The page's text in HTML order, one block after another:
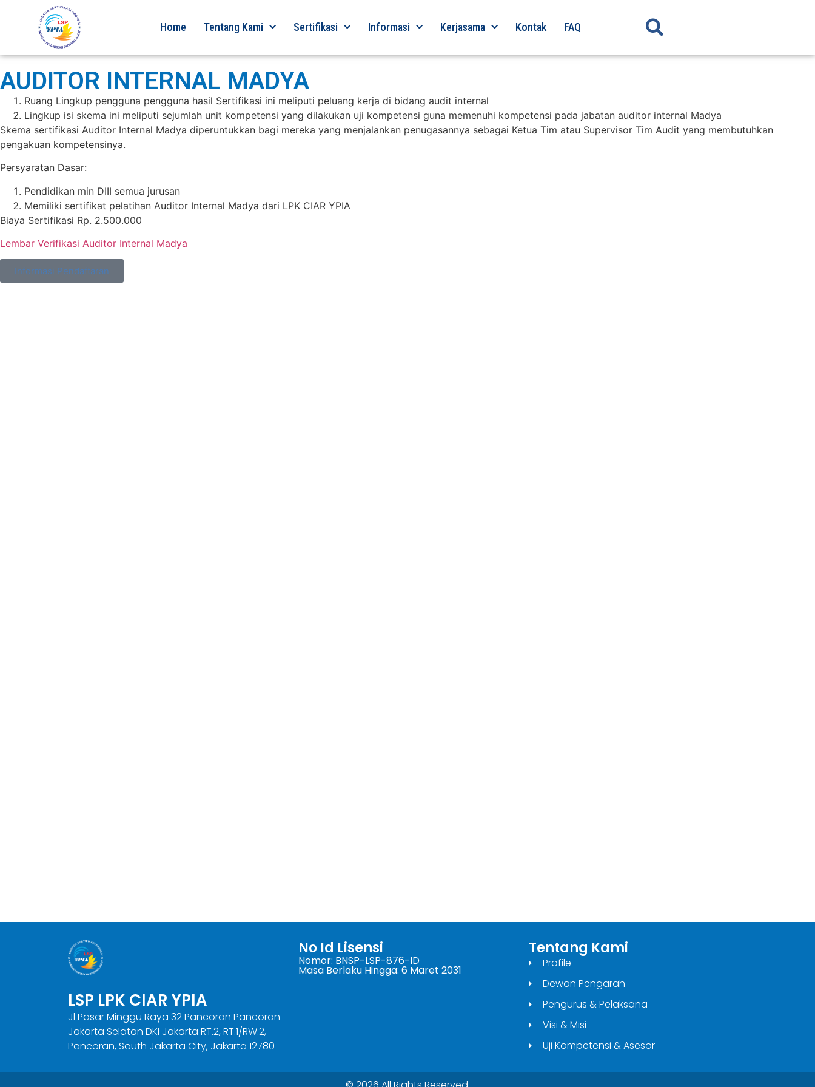
Home Tentang Kami Sertifikasi Informasi Kerjasama Kontak FAQ
AUDITOR INTERNAL MADYA
Ruang Lingkup pengguna pengguna hasil Sertifikasi ini meliputi peluang kerja di bidang audit internal
Lingkup isi skema ini meliputi sejumlah unit kompetensi yang dilakukan uji kompetensi guna memenuhi kompetensi pada jabatan auditor internal Madya
Skema sertifikasi Auditor Internal Madya diperuntukkan bagi mereka yang menjalankan penugasannya sebagai Ketua Tim atau Supervisor Tim Audit yang membutuhkan
pengakuan kompetensinya.
Persyaratan Dasar:
Pendidikan min DIII semua jurusan
Memiliki sertifikat pelatihan Auditor Internal Madya dari LPK CIAR YPIA
Biaya Sertifikasi Rp. 2.500.000
Lembar Verifikasi Auditor Internal Madya
Informasi Pendaftaran
LSP LPK CIAR YPIA
Jl Pasar Minggu Raya 32 Pancoran Pancoran
Jakarta Selatan DKI Jakarta RT.2, RT.1/RW.2,
Pancoran, South Jakarta City, Jakarta 12780
No Id Lisensi
Nomor: BNSP-LSP-876-ID
Masa Berlaku Hingga: 6 Maret 2031
Tentang Kami
Profile
Dewan Pengarah
Pengurus & Pelaksana
Visi & Misi
Uji Kompetensi & Asesor